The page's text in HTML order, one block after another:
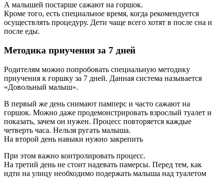
А малышей постарше сажают на горшок.
Кроме того, есть специальное время, когда рекомендуется
осуществлять процедуру. Дети чаще всего хотят в после сна и
после еды.
Методика приучения за 7 дней
Родителям можно попробовать специальную методику
приучения к горшку за 7 дней. Данная система называется
«Довольный малыш».
В первый же день снимают памперс и часто сажают на
горшок. Можно даже продемонстрировать взрослый туалет и
показать, зачем он нужен. Процесс повторяется каждые
четверть часа. Нельзя ругать малыша.
На второй день навыки нужно закрепить
При этом важно контролировать процесс.
На третий день не стоит надевать памерсы. Перед тем, как
идти на улицу необходимо подержать малыша над туалетом